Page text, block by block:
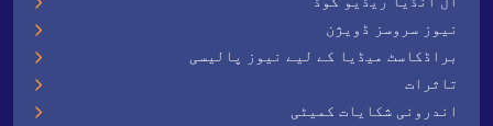
نیوز سروسز ڈویژن
براڈکاسٹ میڈیا کے لیے نیوز پالیسی
تاثرات
اندرونی شکایات کمیٹی